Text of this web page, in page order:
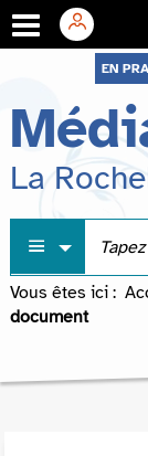
menu
contenu
recherche
EN
La
Vous êtes ici :
document